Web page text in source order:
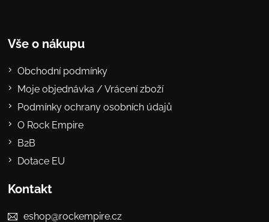
Vše o nákupu
Obchodní podmínky
Moje objednávka / Vrácení zboží
Podmínky ochrany osobních údajů
O Rock Empire
B2B
Dotace EU
Kontakt
eshop@rockempire.cz